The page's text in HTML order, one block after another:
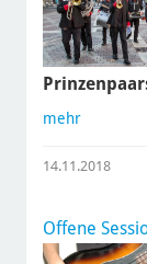
mehr
14.11.2018
Offene